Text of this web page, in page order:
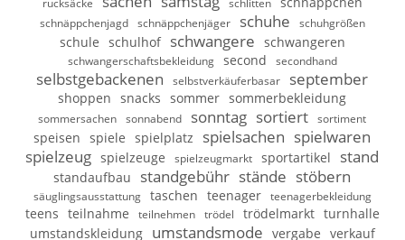
rucksäcke schlitten
schnäppchenjagd schnäppchenjäger schuhe schuhgrößen
schule schulhof schwangere schwangeren
schwangerschaftsbekleidung second secondhand
selbstgebackenen selbstverkäuferbasar september
shoppen snacks sommer sommerbekleidung
sommersachen sonnabend sonntag sortiert sortiment
speisen spiele spielplatz spielsachen spielwaren
spielzeug spielzeuge spielzeugmarkt sportartikel stand
standaufbau standgebühr stände stöbern
säuglingsausstattung taschen teenager teenagerbekleidung
teens teilnahme teilnehmen trödel trödelmarkt turnhalle
umstandskleidung umstandsmode vergabe verkauf